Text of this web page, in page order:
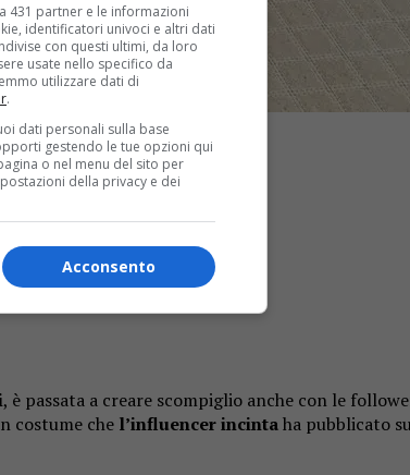
, è passata a creare scompiglio anche con le
costume che l’influencer incintaha pubblicato
431 partner e le informazioni
identificatori univoci e altri dati
con questi ultimi, da loro
usate nello specifico da
utilizzare dati di
.
dati personali sulla base
gestendo le tue opzioni qui
o nel menu del sito per
della privacy e dei
Acconsento